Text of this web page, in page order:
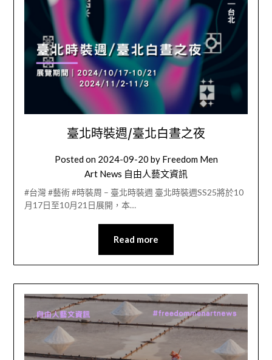
臺北時裝週/臺北白晝之夜
Posted on 2024-09-20 by Freedom Men
Art News 自由人藝文資訊
#台灣 #藝術 #時裝周 – 臺北時裝週 臺北時裝週SS25將於10
月17日至10月21日展開，本…
Read more